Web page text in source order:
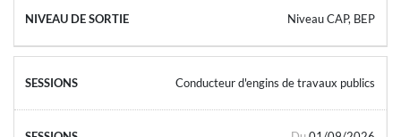
Niveau CAP, BEP
Conducteur d'engins de travaux publics